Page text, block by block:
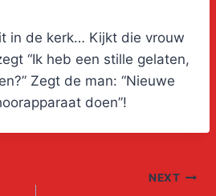
in de kerk… Kijkt die vrouw
“Ik heb een stille gelaten,
Zegt de man: “Nieuwe
doen”!
NEXT